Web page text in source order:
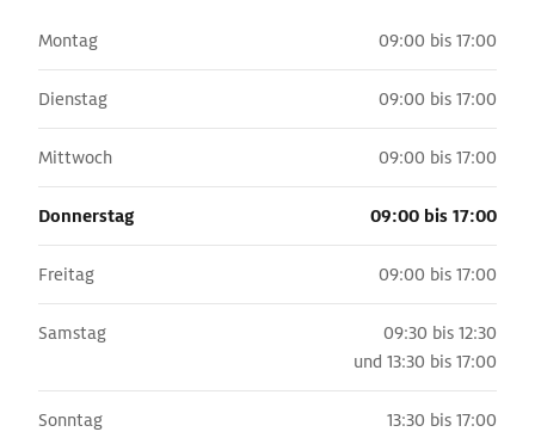
Montag 09:00 bis 17:00
Dienstag 09:00 bis 17:00
Mittwoch 09:00 bis 17:00
Donnerstag 09:00 bis 17:00
Freitag 09:00 bis 17:00
Samstag
09:30 bis 12:30
und 13:30 bis 17:00
Sonntag 13:30 bis 17:00